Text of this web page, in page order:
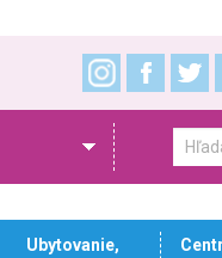
Ubytovanie,